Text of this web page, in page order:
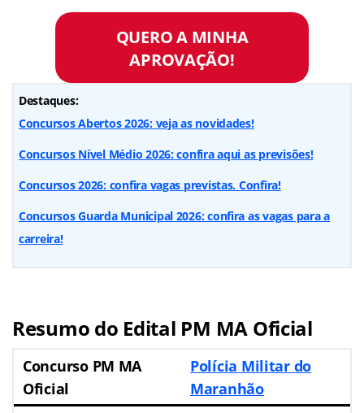
QUERO A MINHA
APROVAÇÃO!
Destaques:
Concursos Abertos 2026: veja as novidades!
Concursos Nível Médio 2026: confira aqui as previsões!
Concursos 2026: confira vagas previstas. Confira!
Concursos Guarda Municipal 2026: confira as vagas para a
carreira!
Resumo do Edital PM MA Oficial
Concurso PM MA
Oficial
Polícia Militar do
Maranhão